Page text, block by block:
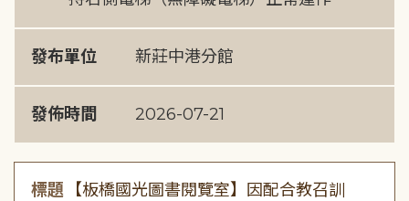
發布單位 新莊中港分館
發佈時間 2026-07-21
標題
【板橋國光圖書閱覽室】因配合教召訓